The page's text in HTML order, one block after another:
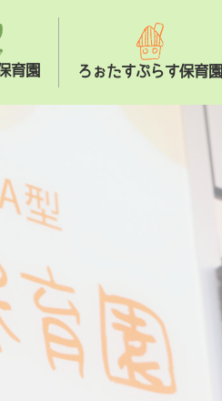
育園 ろぉたすぷらす保育園